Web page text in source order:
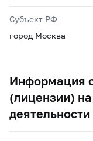
Субъект РФ
город Москва
Информация
(лицензии)